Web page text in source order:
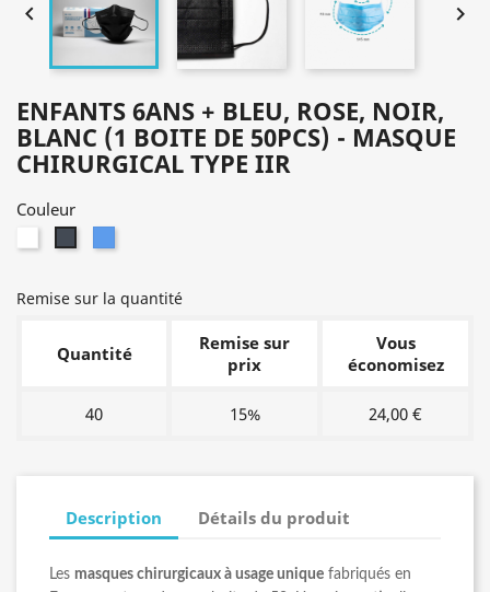
 
ENFANTS 6ANS + BLEU, ROSE, NOIR,
BLANC (1 BOITE DE 50PCS) - MASQUE
CHIRURGICAL TYPE IIR
Couleur
Remise sur la quantité
Quantité
Remise sur
prix
Vous
économisez
40 15% 24,00 €
Description Détails du produit
Les masques chirurgicaux à usage unique fabriqués en